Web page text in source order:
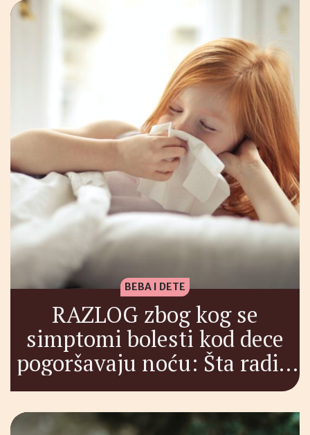
BEBA I DETE
RAZLOG zbog kog se
simptomi bolesti kod dece
pogoršavaju noću: Šta raditi
kod temperature, kašlja,
alergije